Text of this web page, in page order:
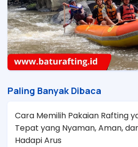
Paling Banyak Dibaca
Cara Memilih Pakaian Rafting
Tepat yang Nyaman, Aman,
Hadapi Arus